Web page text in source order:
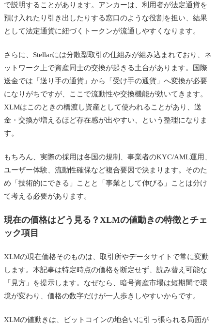
で説明することがあります。アンカーは、利用者が法定通貨を
預け入れたり引き出したりする窓口のような役割を担い、結果
として法定通貨に紐づくトークンが流通しやすくなります。
さらに、Stellarには分散型取引の仕組みが組み込まれており、ネ
ットワーク上で資産同士の交換が起きる土台があります。国際
送金では「送り手の通貨」から「受け手の通貨」へ変換が必要
になりがちですが、ここで流動性や交換機能が効いてきます。
XLMはこのときの橋渡し資産として使われることがあり、送
金・交換が増えるほど存在感が出やすい、という整理になりま
す。
もちろん、実際の採用は各国の規制、事業者のKYC/AML運用、
ユーザー体験、流動性確保など複合要因で決まります。そのた
め「技術的にできる」ことと「事業として伸びる」ことは分け
て考える必要があります。
現在の価格はどう見る？XLMの値動きの特徴とチェ
ック項目
XLMの現在価格そのものは、取引所やデータサイトで常に変動
します。本記事は特定時点の価格を断定せず、読み替え可能な
「見方」を提示します。なぜなら、暗号資産市場は短期間で環
境が変わり、価格の数字だけが一人歩きしやすいからです。
XLMの値動きは、ビットコインの地合いに引っ張られる局面が